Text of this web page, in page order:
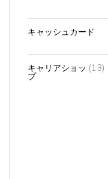
キャッシュカード
キャリアショッ
プ
(13)